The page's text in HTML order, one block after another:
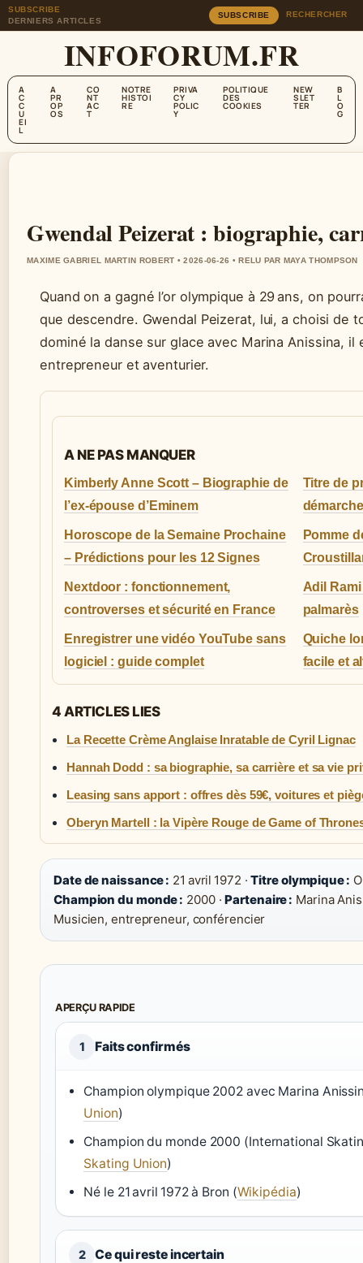
SUBSCRIBE
DERNIERS ARTICLES
SUBSCRIBE RECHERCHER
INFOFORUM.FR
A
C
C
U
EI
L
A
PR
OP
OS
CO
NT
AC
T
NOTRE
HISTOI
RE
PRIVA
CY
POLIC
Y
POLITIQUE
DES
COOKIES
NEW
SLET
TER
B
L
O
G
Gwendal Peizerat : biographie,
MAXIME GABRIEL MARTIN ROBERT • 2026-06-26 • RELU PAR MAYA THOMPSON
Quand on a gagné l’or olympique à 29 ans, on
que descendre. Gwendal Peizerat, lui, a choisi de
dominé la danse sur glace avec Marina Anissina, il
entrepreneur et aventurier.
A NE PAS MANQUER
Kimberly Anne Scott – Biographie de
l’ex-épouse d’Eminem
Titre de
Horoscope de la Semaine Prochaine
– Prédictions pour les 12 Signes
Pomme
Nextdoor : fonctionnement,
controverses et sécurité en France
Adil
palmarès
Enregistrer une vidéo YouTube sans
logiciel : guide complet
Quiche
facile et
4 ARTICLES LIES
La Recette Crème Anglaise Inratable de Cyril Lignac
Hannah Dodd : sa biographie, sa carrière et sa vie
Leasing sans apport : offres dès 59€, voitures et
Oberyn Martell : la Vipère Rouge de Game of
Date de naissance : 21 avril 1972 ·Titre olympique :
Champion du monde : 2000 ·Partenaire : Marina
Musicien, entrepreneur, conférencier
APERÇU RAPIDE
1 Faits confirmés
Champion olympique 2002 avec Marina
Union)
Champion du monde 2000 (International
Skating Union)
Né le 21 avril 1972 à Bron (Wikipédia)
2 Ce qui reste incertain